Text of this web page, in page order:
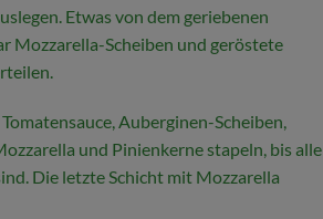
Etwas von dem geriebenen
Mozzarella-Scheiben und geröstete
Auberginen-Scheiben,
und Pinienkerne stapeln, bis alle
Die letzte Schicht mit Mozzarella